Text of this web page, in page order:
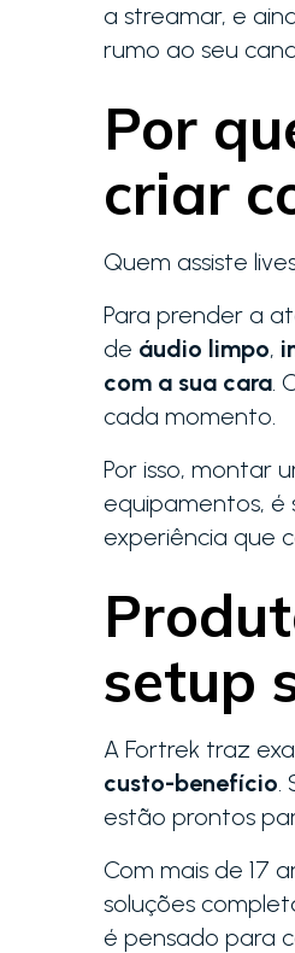
a streamar, e
rumo ao seu
Por
criar
Quem assiste
Para prender a
de áudio limpo,
com a sua cara.
cada momento.
Por isso, montar
equipamentos, é
experiência que
setup
A Fortrek traz
custo-benefício.
estão prontos
Com mais de 17
soluções
é pensado para